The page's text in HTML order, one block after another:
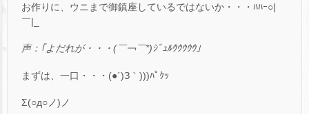
お作りに、ウニまで御鎮座しているではないか・・・ﾊﾊｰ○|
￣|_
声：｢よだれが・・・(￣￢￣*)ｼﾞｭﾙｳｳｳｳｳ｣
まずは、一口・・・(●´)З｀)))ﾊﾟｸｯ
Σ(○д○ノ)ノ